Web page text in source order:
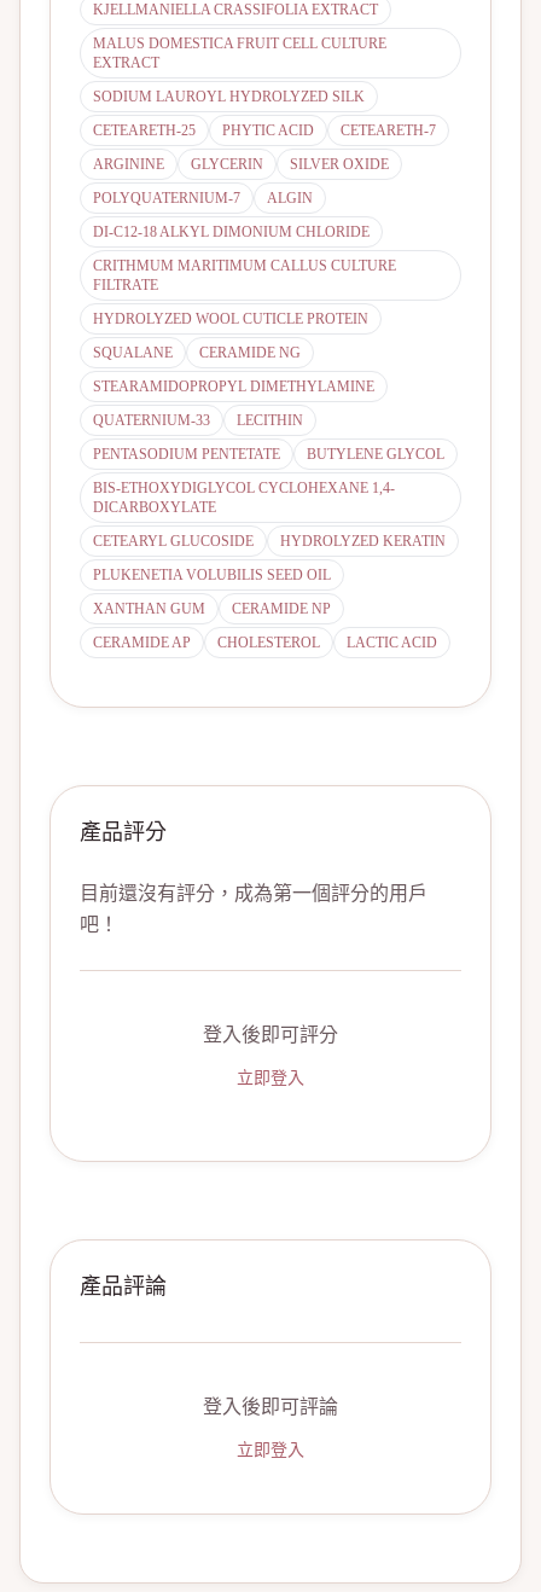
KJELLMANIELLA CRASSIFOLIA EXTRACT
MALUS DOMESTICA FRUIT CELL CULTURE
EXTRACT
SODIUM LAUROYL HYDROLYZED SILK
CETEARETH-25
PHYTIC ACID
CETEARETH-7
ARGININE
GLYCERIN
SILVER OXIDE
POLYQUATERNIUM-7
ALGIN
DI-C12-18 ALKYL DIMONIUM CHLORIDE
CRITHMUM MARITIMUM CALLUS CULTURE
FILTRATE
HYDROLYZED WOOL CUTICLE PROTEIN
SQUALANE
CERAMIDE NG
STEARAMIDOPROPYL DIMETHYLAMINE
QUATERNIUM-33
LECITHIN
PENTASODIUM PENTETATE
BUTYLENE GLYCOL
BIS-ETHOXYDIGLYCOL CYCLOHEXANE 1,4-
DICARBOXYLATE
CETEARYL GLUCOSIDE
HYDROLYZED KERATIN
PLUKENETIA VOLUBILIS SEED OIL
XANTHAN GUM
CERAMIDE NP
CERAMIDE AP
CHOLESTEROL LACTIC ACID
產品評分
目前還沒有評分，成為第一個評分的用戶
吧！
登入後即可評分
立即登入
產品評論
登入後即可評論
立即登入